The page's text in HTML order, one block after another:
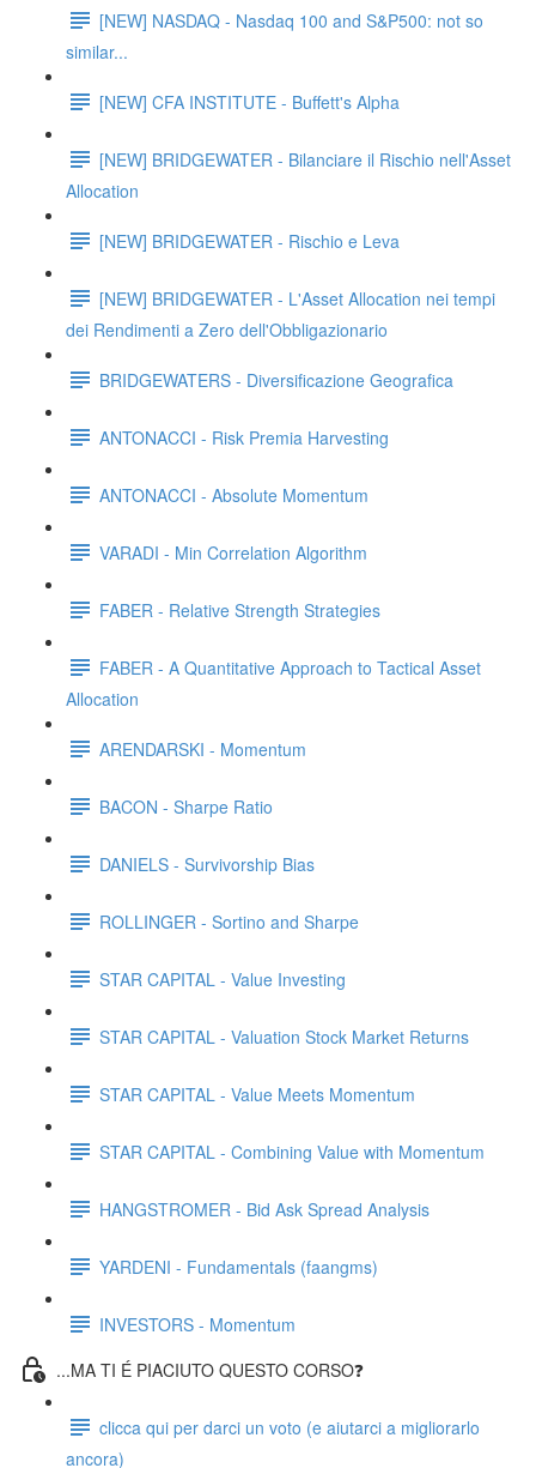
[NEW] NASDAQ - Nasdaq 100 and S&P500: not so
similar...
[NEW] CFA INSTITUTE - Buffett's Alpha
[NEW] BRIDGEWATER - Bilanciare il Rischio nell'Asset
Allocation
[NEW] BRIDGEWATER - Rischio e Leva
[NEW] BRIDGEWATER - L'Asset Allocation nei tempi
dei Rendimenti a Zero dell'Obbligazionario
BRIDGEWATERS - Diversificazione Geografica
ANTONACCI - Risk Premia Harvesting
ANTONACCI - Absolute Momentum
VARADI - Min Correlation Algorithm
FABER - Relative Strength Strategies
FABER - A Quantitative Approach to Tactical Asset
Allocation
ARENDARSKI - Momentum
BACON - Sharpe Ratio
DANIELS - Survivorship Bias
ROLLINGER - Sortino and Sharpe
STAR CAPITAL - Value Investing
STAR CAPITAL - Valuation Stock Market Returns
STAR CAPITAL - Value Meets Momentum
STAR CAPITAL - Combining Value with Momentum
HANGSTROMER - Bid Ask Spread Analysis
YARDENI - Fundamentals (faangms)
INVESTORS - Momentum
...MA TI É PIACIUTO QUESTO CORSO❓
clicca qui per darci un voto (e aiutarci a migliorarlo
ancora)